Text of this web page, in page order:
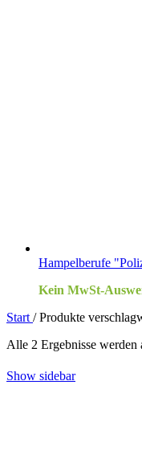
Hampelberufe
Kein MwSt-
Start / Produkte
Alle 2 Ergebnisse werden
Show sidebar